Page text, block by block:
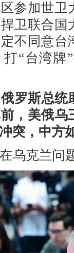
参加世
卫联合
不同意
“台湾牌
罗斯总统
，美俄
突，中方
乌克兰问